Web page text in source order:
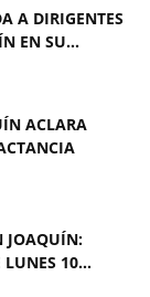
A DIRIGENTES
EN SU...
ACLARA
JOAQUÍN:
LUNES 10...